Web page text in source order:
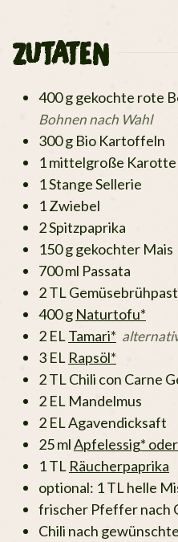
ZUTATEN
400ggekochte rote
Bohnen nach Wahl
300g Bio Kartoffeln
1mittelgroße Karotte
1Stange Sellerie
1Zwiebel
2Spitzpaprika
150ggekochter Mais
700ml Passata
2TL
400g Naturtofu*
2 EL Tamari*
3 EL Rapsöl*
2TL Chili con Carne
2 EL Mandelmus
2 ELAgavendicksaft
25mlApfelessig*
1TL Räucherpaprika
optional: 1 TL helle
frischer Pfeffer nach
Chili nach